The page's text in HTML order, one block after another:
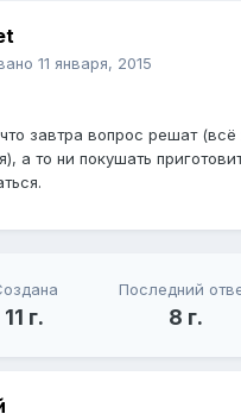
11 января, 2015
завтра вопрос решат
а то ни покушать
11 г.
Последний
8 г.